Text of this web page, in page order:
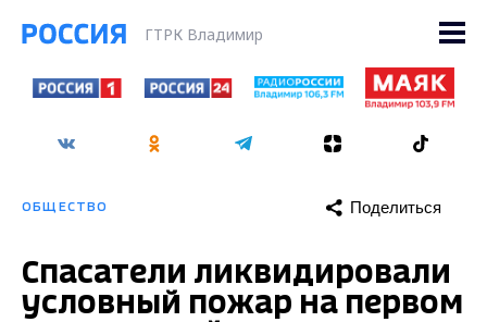
ГТРК Владимир
ОБЩЕСТВО Поделиться
Спасатели ликвидировали
условный пожар на первом